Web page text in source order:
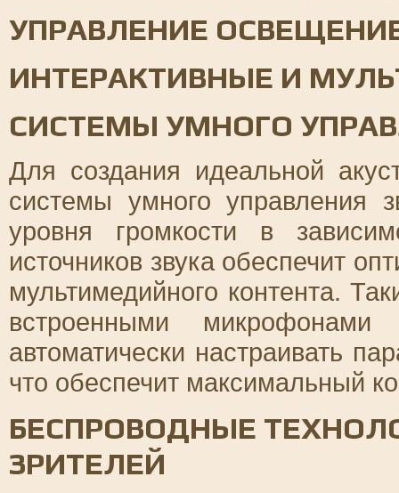
УПРАВЛЕНИЕ
ИНТЕРАКТИВНЫЕ И
СИСТЕМЫ УМНОГО
Для создания идеальной
системы умного управления
уровня громкости в
источников звука обеспечит
мультимедийного контента.
встроенными
автоматически настраивать
что обеспечит максимальный
БЕСПРОВОДНЫЕ
ЗРИТЕЛЕЙ